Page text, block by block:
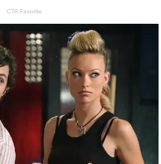
CTA Favorite